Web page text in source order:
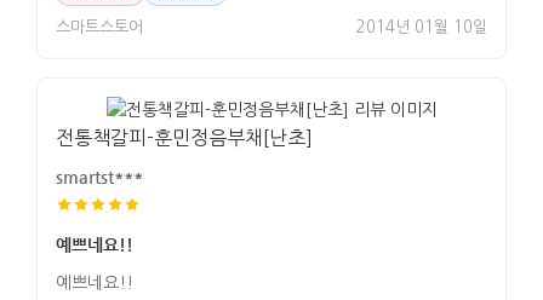
스마트스토어 2014년 01월 10일
전통책갈피-훈민정음부채[난초]
smartst***
예쁘네요!!
예쁘네요!!